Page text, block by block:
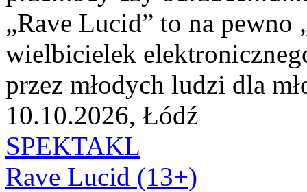
„Rave Lucid” to na
wielbicielek
przez młodych ludzi dla
10.10.2026, Łódź
SPEKTAKL
Rave Lucid (13+)